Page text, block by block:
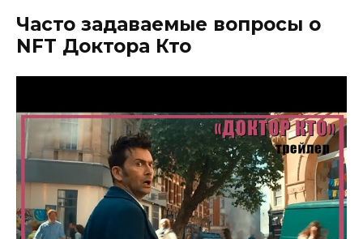
Часто задаваемые вопросы о
NFT Доктора Кто